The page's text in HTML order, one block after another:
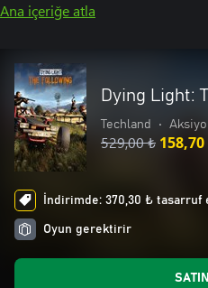
Ana içeriğe atla
Dying Light:
Techland •
529,00 ₺ 158,70
İndirimde: 370,30 ₺
Oyun gerektirir